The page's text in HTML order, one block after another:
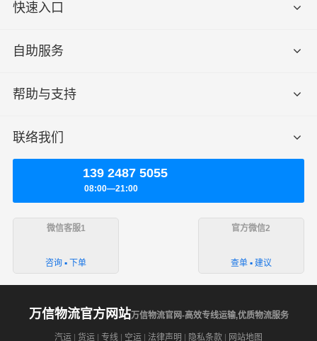
快速入口
自助服务
帮助与支持
联络我们
139 2487 5055
08:00—21:00
微信客服1
咨询 ▪ 下单
官方微信2
查单 ▪ 建议
万信物流官方网站万信物流官网-高效专线运输,优质物流服务
汽运 货运 专线 空运 法律声明 隐私条款 网站地图